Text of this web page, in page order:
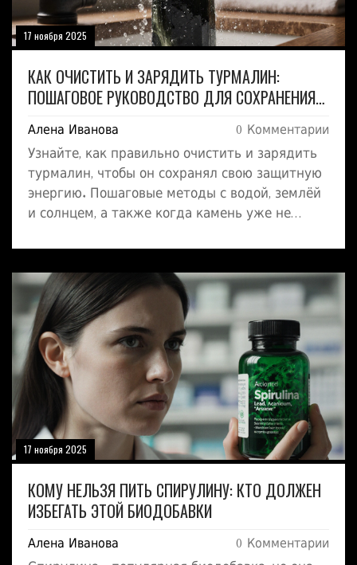
17 ноября 2025
КАК ОЧИСТИТЬ И ЗАРЯДИТЬ ТУРМАЛИН:
ПОШАГОВОЕ РУКОВОДСТВО ДЛЯ СОХРАНЕНИЯ
ЭНЕРГИИ КАМНЯ
Алена Иванова 0 Комментарии
Узнайте, как правильно очистить и зарядить
турмалин, чтобы он сохранял свою защитную
энергию. Пошаговые методы с водой, землёй
и солнцем, а также когда камень уже не
17 ноября 2025
КОМУ НЕЛЬЗЯ ПИТЬ СПИРУЛИНУ: КТО ДОЛЖЕН
ИЗБЕГАТЬ ЭТОЙ БИОДОБАВКИ
Алена Иванова 0 Комментарии